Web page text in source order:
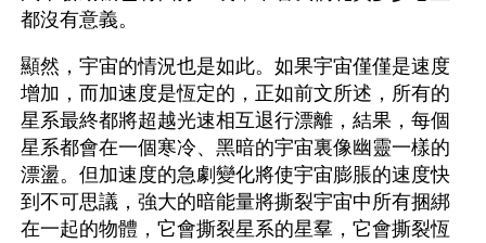
都沒有意義。
顯然，宇宙的情況也是如此。如果宇宙僅僅是速度
增加，而加速度是恆定的，正如前文所述，所有的
星系最終都將超越光速相互退行漂離，結果，每個
星系都會在一個寒冷、黑暗的宇宙裏像幽靈一樣的
漂盪。但加速度的急劇變化將使宇宙膨脹的速度快
到不可思議，強大的暗能量將撕裂宇宙中所有捆綁
在一起的物體，它會撕裂星系的星羣，它會撕裂恆